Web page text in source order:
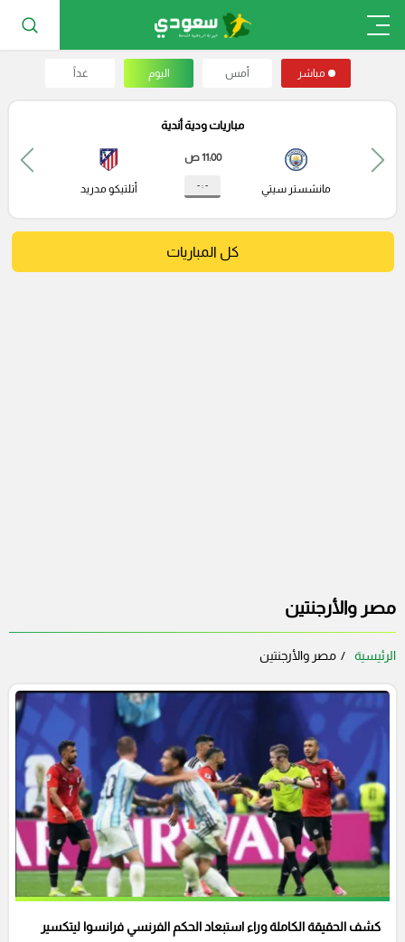
مباشر أمس اليوم غداً
مباريات ودية أندية
مانشستر سيتي
11:00 ص
- : - أتلتيكو مدريد
كل المباريات
مصر والأرجنتين
الرئيسية مصر والأرجنتين
كشف الحقيقة الكاملة وراء استبعاد الحكم الفرنسي فرانسوا ليتكسير